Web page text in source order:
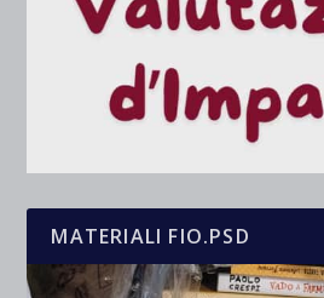
MATERIALI FIO.PSD